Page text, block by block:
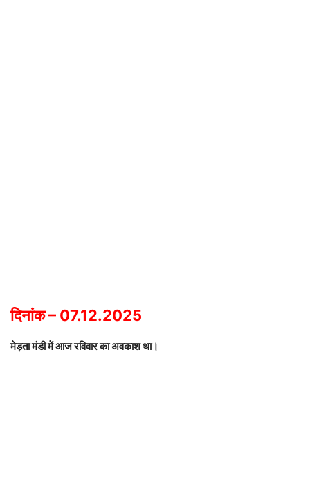
दिनांक – 07.12.2025
मेड़ता मंडी में आज रविवार का अवकाश था।